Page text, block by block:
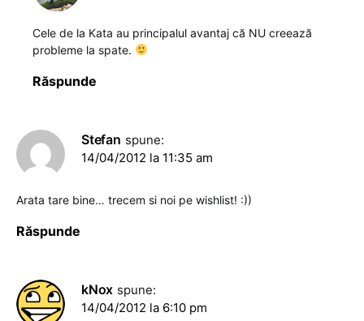
Cele de la Kata au principalul avantaj că NU creează
probleme la spate.
Răspunde
Stefan spune:
14/04/2012 la 11:35 am
Arata tare bine… trecem si noi pe wishlist! :))
Răspunde
kNox spune:
14/04/2012 la 6:10 pm